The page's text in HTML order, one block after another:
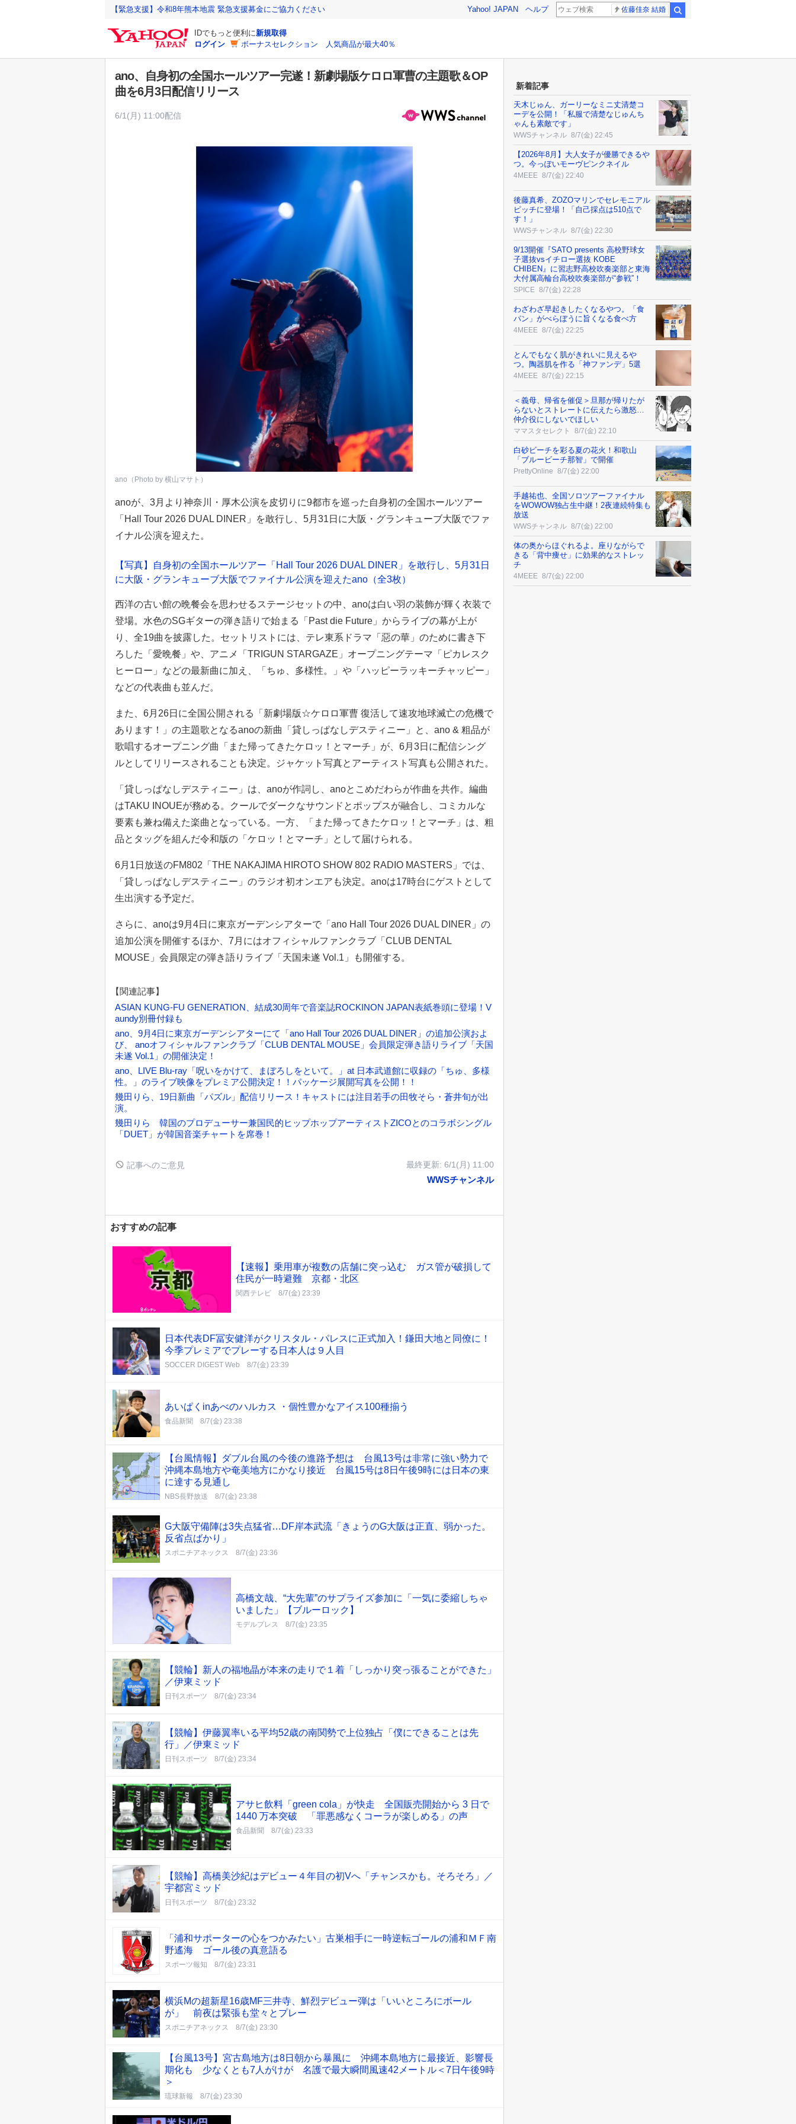
【緊急支援】令和8年熊本地震 緊急支援募金にご協力ください Yahoo! JAPAN ヘルプ 佐藤佳奈 結婚
IDでもっと便利に新規取得
ログイン
ボーナスセレクション 人気商品が最大40％
ano、自身初の全国ホールツアー完遂！新劇場版ケロロ軍曹の主題歌＆OP
曲を6月3日配信リリース
6/1(月) 11:00配信
ano（Photo by 横山マサト）
anoが、3月より神奈川・厚木公演を皮切りに9都市を巡った自身初の全国ホールツアー
「Hall Tour 2026 DUAL DINER」を敢行し、5月31日に大阪・グランキューブ大阪でファ
イナル公演を迎えた。
【写真】自身初の全国ホールツアー「Hall Tour 2026 DUAL DINER」を敢行し、5月31日
に大阪・グランキューブ大阪でファイナル公演を迎えたano（全3枚）
西洋の古い館の晩餐会を思わせるステージセットの中、anoは白い羽の装飾が輝く衣装で
登場。水色のSGギターの弾き語りで始まる「Past die Future」からライブの幕が上が
り、全19曲を披露した。セットリストには、テレ東系ドラマ「惡の華」のために書き下
ろした「愛晩餐」や、アニメ「TRIGUN STARGAZE」オープニングテーマ「ピカレスク
ヒーロー」などの最新曲に加え、「ちゅ、多様性。」や「ハッピーラッキーチャッピー」
などの代表曲も並んだ。
また、6月26日に全国公開される「新劇場版☆ケロロ軍曹 復活して速攻地球滅亡の危機で
あります！」の主題歌となるanoの新曲「貸しっぱなしデスティニー」と、ano & 粗品が
歌唱するオープニング曲「また帰ってきたケロッ！とマーチ」が、6月3日に配信シング
ルとしてリリースされることも決定。ジャケット写真とアーティスト写真も公開された。
「貸しっぱなしデスティニー」は、anoが作詞し、anoとこめだわらが作曲を共作。編曲
はTAKU INOUEが務める。クールでダークなサウンドとポップスが融合し、コミカルな
要素も兼ね備えた楽曲となっている。一方、「また帰ってきたケロッ！とマーチ」は、粗
品とタッグを組んだ令和版の「ケロッ！とマーチ」として届けられる。
6月1日放送のFM802「THE NAKAJIMA HIROTO SHOW 802 RADIO MASTERS」では、
「貸しっぱなしデスティニー」のラジオ初オンエアも決定。anoは17時台にゲストとして
生出演する予定だ。
さらに、anoは9月4日に東京ガーデンシアターで「ano Hall Tour 2026 DUAL DINER」の
追加公演を開催するほか、7月にはオフィシャルファンクラブ「CLUB DENTAL
MOUSE」会員限定の弾き語りライブ「天国未遂 Vol.1」も開催する。
【関連記事】
ASIAN KUNG-FU GENERATION、結成30周年で音楽誌ROCKINON JAPAN表紙巻頭に登場！V
aundy別冊付録も
ano、9月4日に東京ガーデンシアターにて「ano Hall Tour 2026 DUAL DINER」の追加公演およ
び、 anoオフィシャルファンクラブ「CLUB DENTAL MOUSE」会員限定弾き語りライブ「天国
未遂 Vol.1」の開催決定！
ano、LIVE Blu-ray「呪いをかけて、まぼろしをといて。」at 日本武道館に収録の「ちゅ、多様
性。」のライブ映像をプレミア公開決定！！パッケージ展開写真を公開！！
幾田りら、19日新曲「パズル」配信リリース！キャストには注目若手の田牧そら・蒼井旬が出
演。
幾田りら 韓国のプロデューサー兼国民的ヒップホップアーティストZICOとのコラボシングル
「DUET」が韓国音楽チャートを席巻！
記事へのご意見 最終更新: 6/1(月) 11:00
WWSチャンネル
おすすめの記事
【速報】乗用車が複数の店舗に突っ込む ガス管が破損して
住民が一時避難 京都・北区
関西テレビ 8/7(金) 23:39
日本代表DF冨安健洋がクリスタル・パレスに正式加入！鎌田大地と同僚に！
今季プレミアでプレーする日本人は９人目
SOCCER DIGEST Web 8/7(金) 23:39
あいぱくinあべのハルカス ・個性豊かなアイス100種揃う
食品新聞 8/7(金) 23:38
【台風情報】ダブル台風の今後の進路予想は 台風13号は非常に強い勢力で
沖縄本島地方や奄美地方にかなり接近 台風15号は8日午後9時には日本の東
に達する見通し
NBS長野放送 8/7(金) 23:38
G大阪守備陣は3失点猛省…DF岸本武流「きょうのG大阪は正直、弱かった。
反省点ばかり」
スポニチアネックス 8/7(金) 23:36
高橋文哉、“大先輩”のサプライズ参加に「一気に委縮しちゃ
いました」【ブルーロック】
モデルプレス 8/7(金) 23:35
【競輪】新人の福地晶が本来の走りで１着「しっかり突っ張ることができた」
／伊東ミッド
日刊スポーツ 8/7(金) 23:34
【競輪】伊藤翼率いる平均52歳の南関勢で上位独占「僕にできることは先
行」／伊東ミッド
日刊スポーツ 8/7(金) 23:34
アサヒ飲料「green cola」が快走 全国販売開始から 3 日で
1440 万本突破 「罪悪感なくコーラが楽しめる」の声
食品新聞 8/7(金) 23:33
【競輪】高橋美沙紀はデビュー４年目の初Vへ「チャンスかも。そろそろ」／
宇都宮ミッド
日刊スポーツ 8/7(金) 23:32
「浦和サポーターの心をつかみたい」古巣相手に一時逆転ゴールの浦和ＭＦ南
野遙海 ゴール後の真意語る
スポーツ報知 8/7(金) 23:31
横浜Mの超新星16歳MF三井寺、鮮烈デビュー弾は「いいところにボール
が」 前夜は緊張も堂々とプレー
スポニチアネックス 8/7(金) 23:30
【台風13号】宮古島地方は8日朝から暴風に 沖縄本島地方に最接近、影響長
期化も 少なくとも7人がけが 名護で最大瞬間風速42メートル＜7日午後9時
＞
琉球新報 8/7(金) 23:30
新着記事
天木じゅん、ガーリーなミニ丈清楚コ
ーデを公開！「私服で清楚なじゅんち
ゃんも素敵です」
WWSチャンネル 8/7(金) 22:45
【2026年8月】大人女子が優勝できるや
つ。今っぽいモーヴピンクネイル
4MEEE 8/7(金) 22:40
後藤真希、ZOZOマリンでセレモニアル
ピッチに登場！「自己採点は510点で
す！」
WWSチャンネル 8/7(金) 22:30
9/13開催『SATO presents 高校野球女
子選抜vsイチロー選抜 KOBE
CHIBEN』に習志野高校吹奏楽部と東海
大付属高輪台高校吹奏楽部が“参戦”！
SPICE 8/7(金) 22:28
わざわざ早起きしたくなるやつ。「食
パン」がべらぼうに旨くなる食べ方
4MEEE 8/7(金) 22:25
とんでもなく肌がきれいに見えるや
つ。陶器肌を作る「神ファンデ」5選
4MEEE 8/7(金) 22:15
＜義母、帰省を催促＞旦那が帰りたが
らないとストレートに伝えたら激怒…
仲介役にしないでほしい
ママスタセレクト 8/7(金) 22:10
白砂ビーチを彩る夏の花火！和歌山
「ブルービーチ那智」で開催
PrettyOnline 8/7(金) 22:00
手越祐也、全国ソロツアーファイナル
をWOWOW独占生中継！2夜連続特集も
放送
WWSチャンネル 8/7(金) 22:00
体の奥からほぐれるよ。座りながらで
きる「背中痩せ」に効果的なストレッ
チ
4MEEE 8/7(金) 22:00